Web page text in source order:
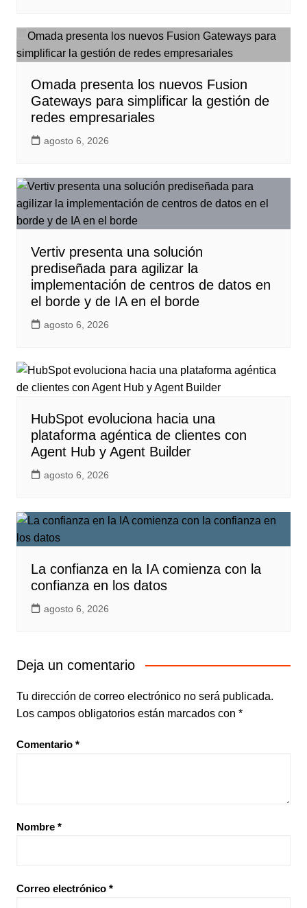
Omada presenta los nuevos Fusion
Gateways para simplificar la gestión de
redes empresariales
agosto 6, 2026
Vertiv presenta una solución
prediseñada para agilizar la
implementación de centros de datos en
el borde y de IA en el borde
agosto 6, 2026
HubSpot evoluciona hacia una
plataforma agéntica de clientes con
Agent Hub y Agent Builder
agosto 6, 2026
La confianza en la IA comienza con la
confianza en los datos
agosto 6, 2026
Deja un comentario
Tu dirección de correo electrónico no será publicada.
Los campos obligatorios están marcados con *
Comentario *
Nombre *
Correo electrónico *